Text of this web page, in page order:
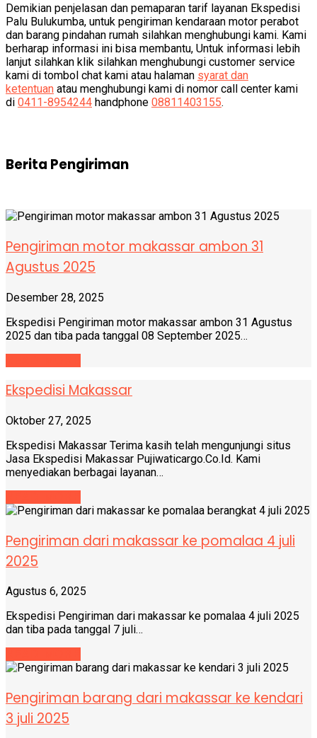
Demikian penjelasan dan pemaparan tarif layanan Ekspedisi
Palu Bulukumba, untuk pengiriman kendaraan motor perabot
dan barang pindahan rumah silahkan menghubungi kami. Kami
berharap informasi ini bisa membantu, Untuk informasi lebih
lanjut silahkan klik silahkan menghubungi customer service
kami di tombol chat kami atau halaman syarat dan
ketentuan atau menghubungi kami di nomor call center kami
di 0411-8954244 handphone 08811403155.
Berita Pengiriman